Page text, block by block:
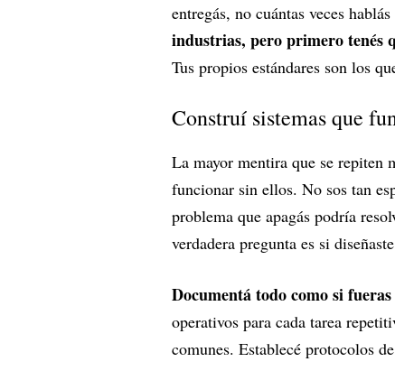
entregás, no cuántas veces
industrias, pero primero tenés
Tus propios estándares son los
Construí sistemas que
La mayor mentira que se repiten
funcionar sin ellos. No sos tan
problema que apagás podría
verdadera pregunta es si
Documentá todo como si
operativos para cada tarea
comunes. Establecé protocolos